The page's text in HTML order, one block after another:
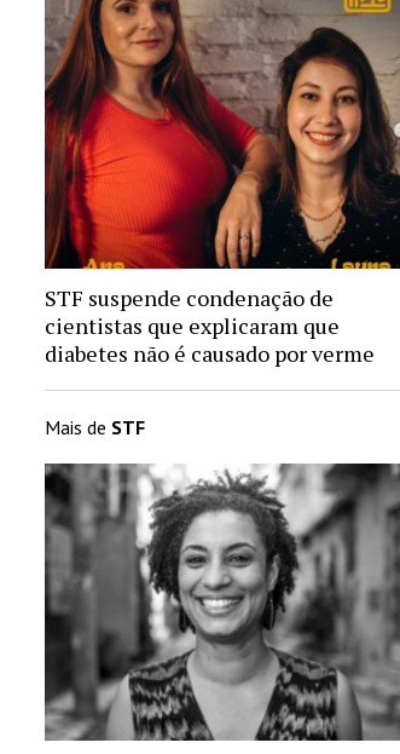
STF suspende condenação de
cientistas que explicaram que
diabetes não é causado por verme
Mais de STF